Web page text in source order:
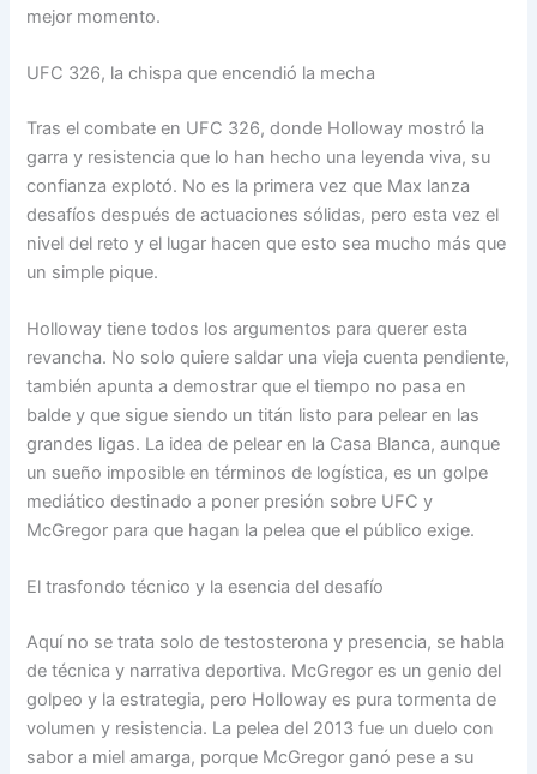
mejor momento.
UFC 326, la chispa que encendió la mecha
Tras el combate en UFC 326, donde Holloway mostró la
garra y resistencia que lo han hecho una leyenda viva, su
confianza explotó. No es la primera vez que Max lanza
desafíos después de actuaciones sólidas, pero esta vez el
nivel del reto y el lugar hacen que esto sea mucho más que
un simple pique.
Holloway tiene todos los argumentos para querer esta
revancha. No solo quiere saldar una vieja cuenta pendiente,
también apunta a demostrar que el tiempo no pasa en
balde y que sigue siendo un titán listo para pelear en las
grandes ligas. La idea de pelear en la Casa Blanca, aunque
un sueño imposible en términos de logística, es un golpe
mediático destinado a poner presión sobre UFC y
McGregor para que hagan la pelea que el público exige.
El trasfondo técnico y la esencia del desafío
Aquí no se trata solo de testosterona y presencia, se habla
de técnica y narrativa deportiva. McGregor es un genio del
golpeo y la estrategia, pero Holloway es pura tormenta de
volumen y resistencia. La pelea del 2013 fue un duelo con
sabor a miel amarga, porque McGregor ganó pese a su